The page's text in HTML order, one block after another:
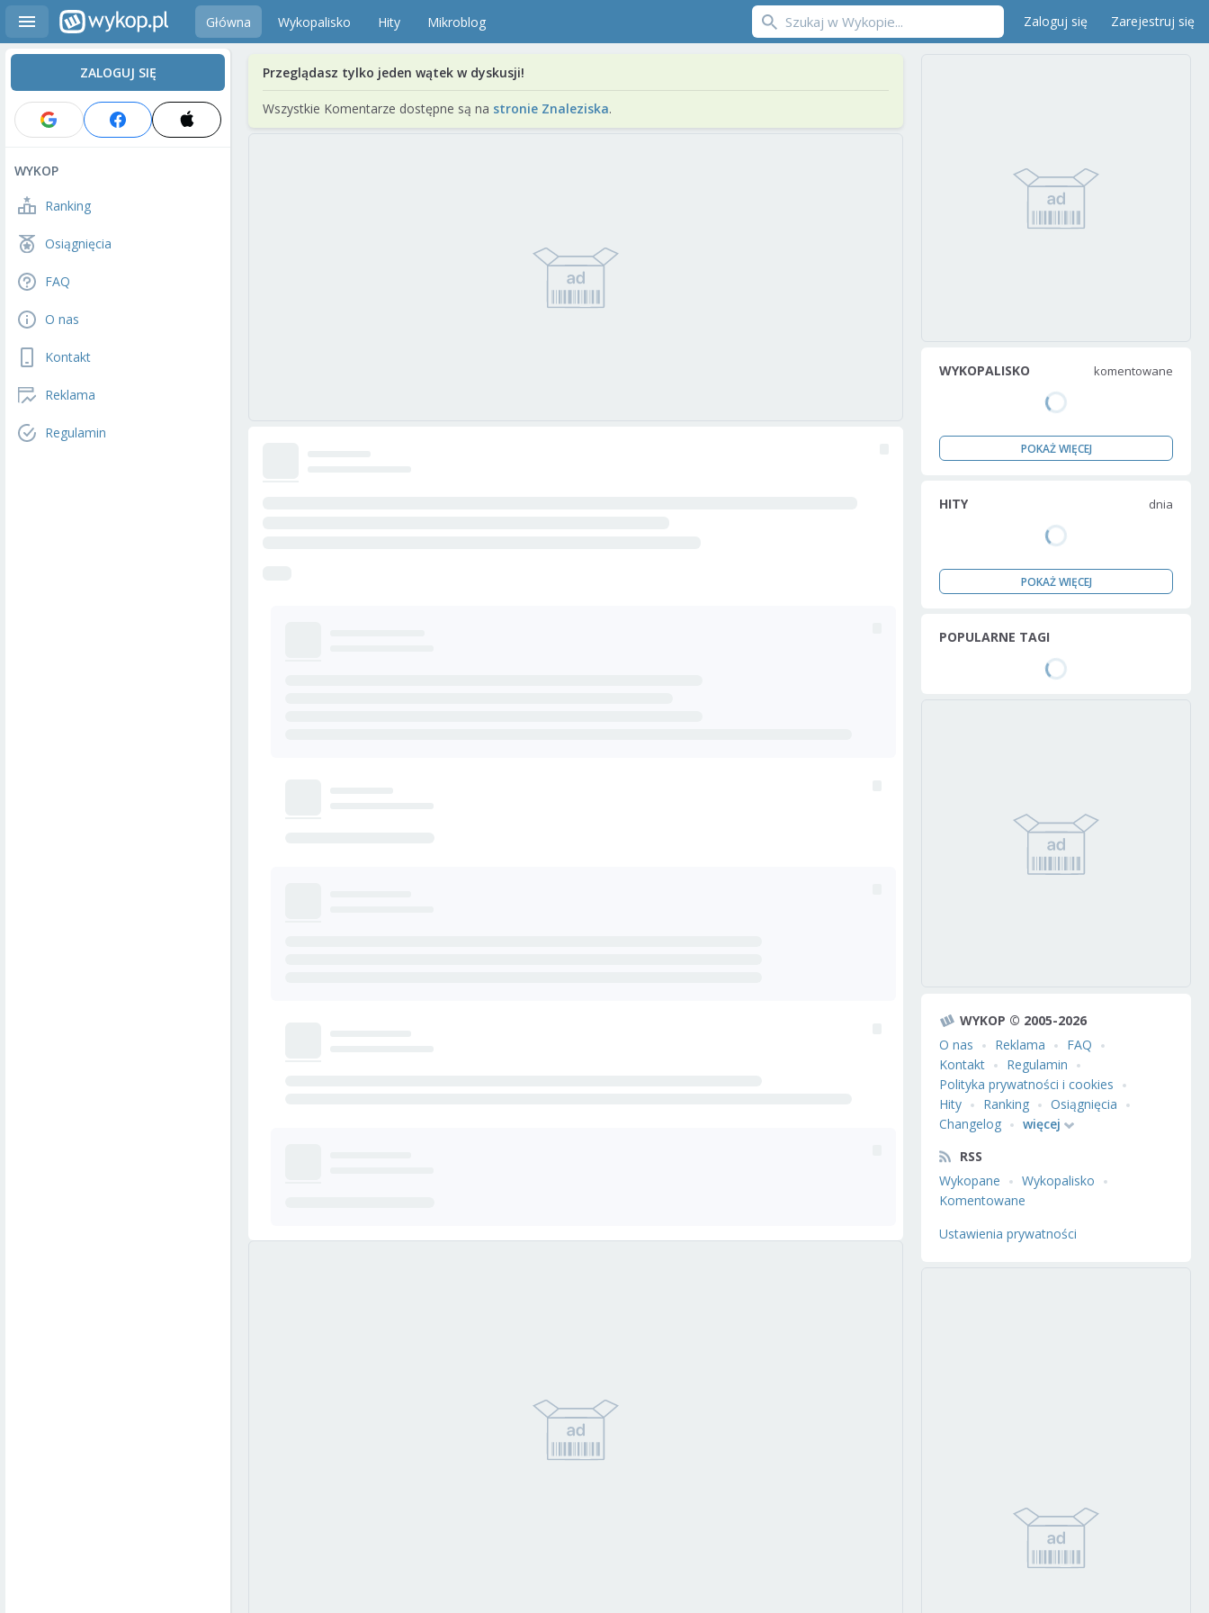
Główna Wykopalisko Hity Mikroblog Zaloguj się Zarejestruj się
ZALOGUJ SIĘ
WYKOP
Ranking
Osiągnięcia
FAQ
O nas
Kontakt
Reklama
Regulamin
Przeglądasz tylko jeden wątek w dyskusji!
Wszystkie Komentarze dostępne są na stronie Znaleziska.
WYKOPALISKO komentowane
POKAŻ WIĘCEJ
HITY dnia
POKAŻ WIĘCEJ
POPULARNE TAGI
WYKOP © 2005-2026
O nas
Reklama
FAQ
Kontakt
Regulamin
Polityka prywatności i cookies
Hity
Ranking
Osiągnięcia
Changelog
więcej
RSS
Wykopane
Wykopalisko
Komentowane
Ustawienia prywatności